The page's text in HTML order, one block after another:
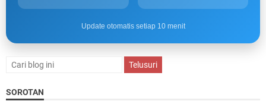
Update otomatis setiap 10 menit
SOROTAN